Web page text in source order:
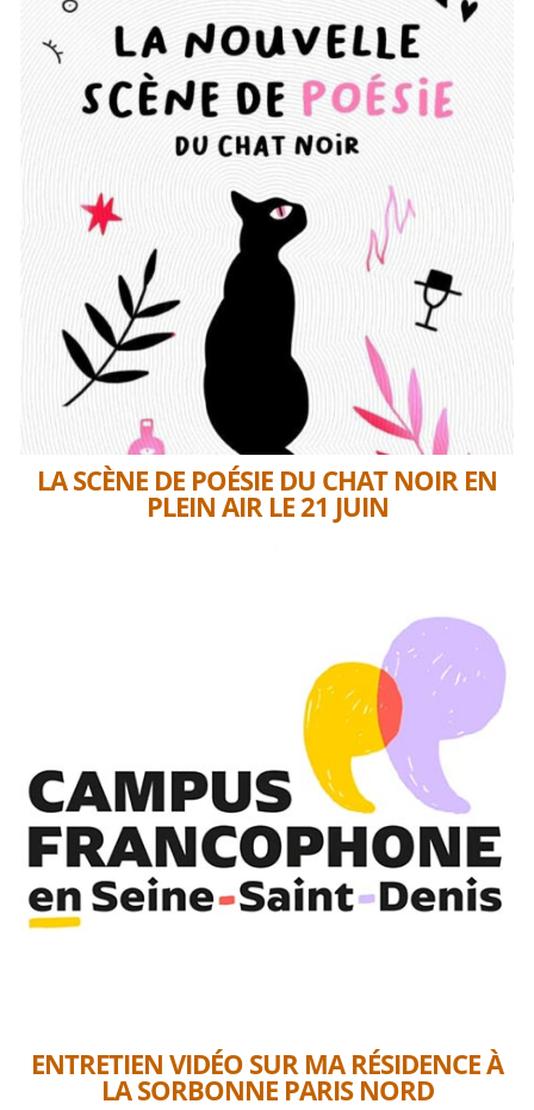
LA SCÈNE DE POÉSIE DU CHAT NOIR EN
PLEIN AIR LE 21 JUIN
ENTRETIEN VIDÉO SUR MA RÉSIDENCE À
LA SORBONNE PARIS NORD